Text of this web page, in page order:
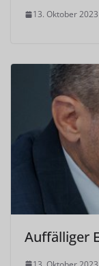
13. Oktober 2023
Auffälliger